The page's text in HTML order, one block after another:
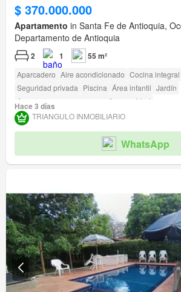
$ 370.000.000
Apartamento in Santa Fe de Antioquia,
Departamento de Antioquia
2 1 55 m²
Aparcadero Aire acondicionado Cocina integral
Seguridad privada Piscina Área infantil Jardín
Acceso para personas con discapacidad
Hace 3 días
TRIANGULO INMOBILIARIO
WhatsApp